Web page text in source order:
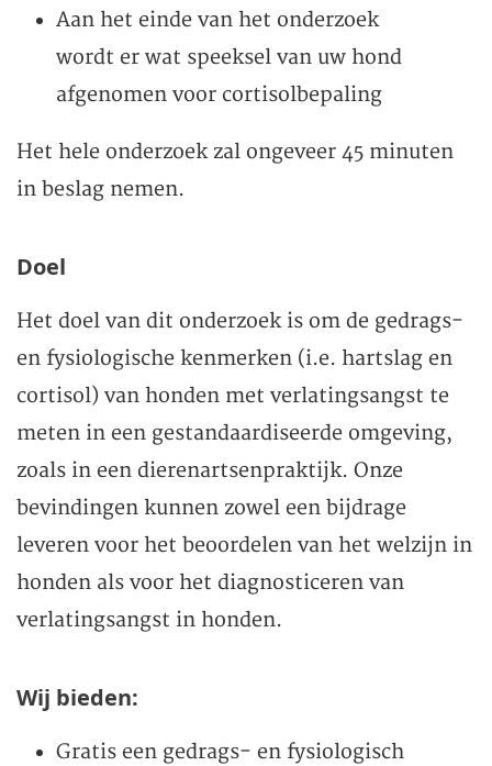
Aan het einde van het onderzoek
wordt er wat speeksel van uw hond
afgenomen voor cortisolbepaling
Het hele onderzoek zal ongeveer 45 minuten
in beslag nemen.
Doel
Het doel van dit onderzoek is om de gedrags-
en fysiologische kenmerken (i.e. hartslag en
cortisol) van honden met verlatingsangst te
meten in een gestandaardiseerde omgeving,
zoals in een dierenartsenpraktijk. Onze
bevindingen kunnen zowel een bijdrage
leveren voor het beoordelen van het welzijn in
honden als voor het diagnosticeren van
verlatingsangst in honden.
Wij bieden:
Gratis een gedrags- en fysiologisch